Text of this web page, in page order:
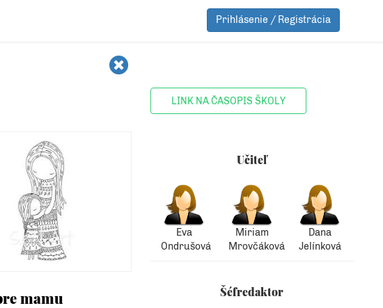
Prihlásenie / Registrácia
mamu
LINK NA ČASOPIS ŠKOLY
Učiteľ
Eva
Ondrušová
Miriam
Mrovčáková
Dana
Jelínková
Šéfredaktor